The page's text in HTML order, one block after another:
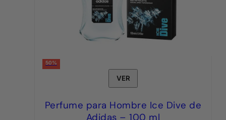
50%
VER
Perfume para Hombre Ice Dive de
Adidas – 100 ml